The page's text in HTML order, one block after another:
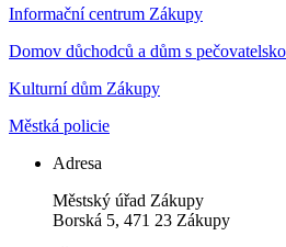
Informační centrum Zákupy
Domov důchodců a dům s
Kulturní dům Zákupy
Městká policie
Adresa
Městský úřad Zákupy
Borská 5, 471 23 Zákupy